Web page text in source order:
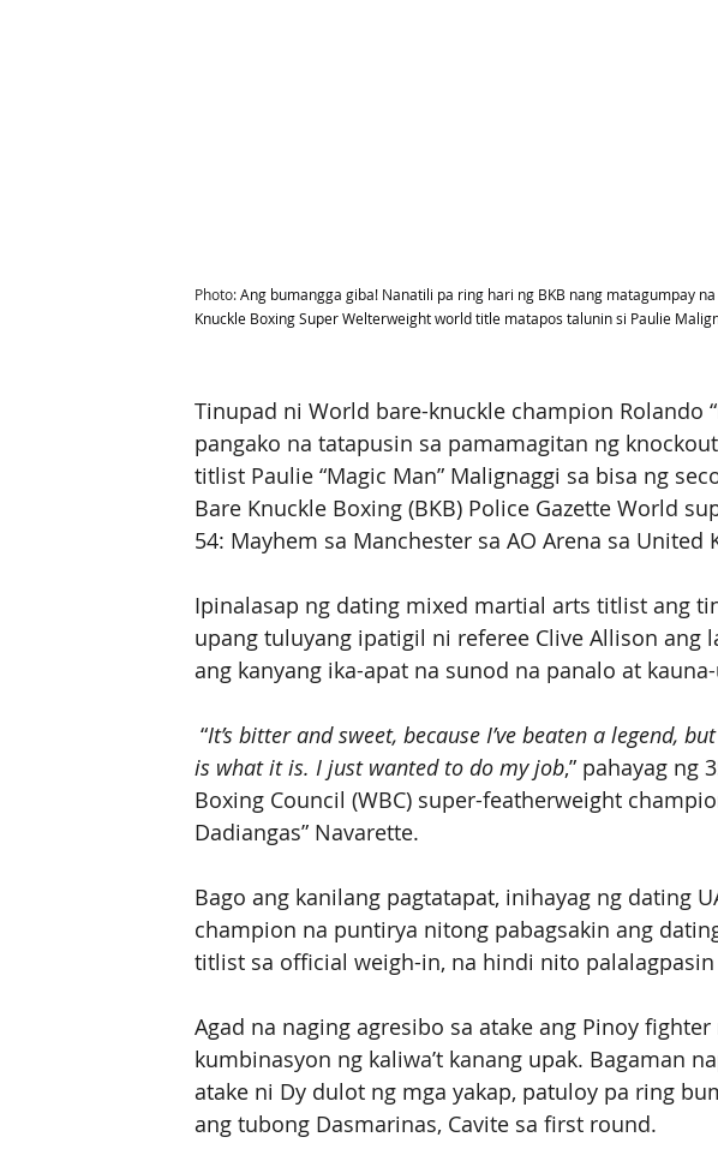
Photo: Ang bumangga giba! Nanatili pa ring hari ng BKB nang matagumpay
Knuckle Boxing Super Welterweight world title matapos talunin si Paulie
Tinupad ni World bare-knuckle champion Rolando
pangako na tatapusin sa pamamagitan ng
titlist Paulie “Magic Man” Malignaggi sa bisa ng
Bare Knuckle Boxing (BKB) Police Gazette World
54: Mayhem sa Manchester sa AO Arena sa United
Ipinalasap ng dating mixed martial arts titlist ang
upang tuluyang ipatigil ni referee Clive Allison ang
ang kanyang ika-apat na sunod na panalo at
“It’s bitter and sweet, because I’ve beaten a legend,
is what it is. I just wanted to do my job,” pahayag ng
Boxing Council (WBC) super-featherweight
Dadiangas” Navarette.
Bago ang kanilang pagtatapat, inihayag ng dating
champion na puntirya nitong pabagsakin ang
titlist sa official weigh-in, na hindi nito
Agad na naging agresibo sa atake ang Pinoy
kumbinasyon ng kaliwa’t kanang upak. Bagaman
atake ni Dy dulot ng mga yakap, patuloy pa ring
ang tubong Dasmarinas, Cavite sa first round.